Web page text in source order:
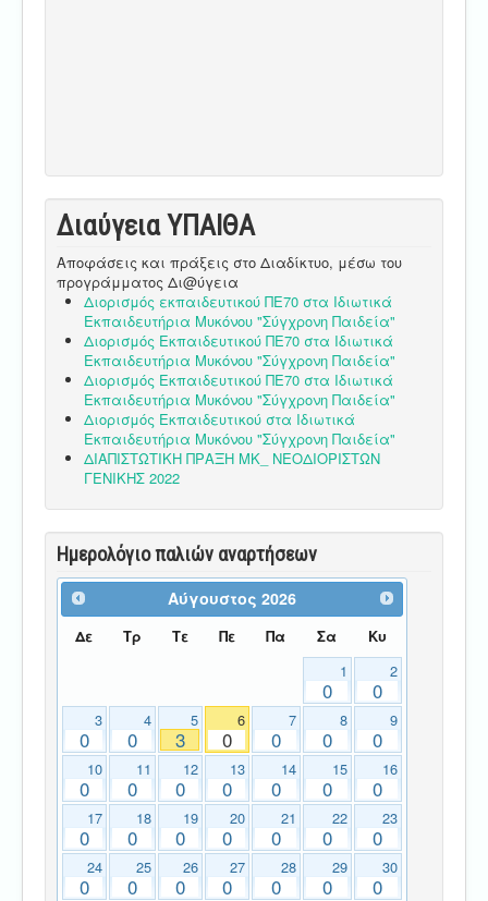
Διαύγεια ΥΠΑΙΘA
Αποφάσεις και πράξεις στο Διαδίκτυο, μέσω του
προγράμματος Δι@ύγεια
Διορισμός εκπαιδευτικού ΠΕ70 στα Ιδιωτικά
Εκπαιδευτήρια Μυκόνου "Σύγχρονη Παιδεία"
Διορισμός Εκπαιδευτικού ΠΕ70 στα Ιδιωτικά
Εκπαιδευτήρια Μυκόνου "Σύγχρονη Παιδεία"
Διορισμός Εκπαιδευτικού ΠΕ70 στα Ιδιωτικά
Εκπαιδευτήρια Μυκόνου "Σύγχρονη Παιδεία"
Διορισμός Εκπαιδευτικού στα Ιδιωτικά
Εκπαιδευτήρια Μυκόνου "Σύγχρονη Παιδεία"
ΔΙΑΠΙΣΤΩΤΙΚΗ ΠΡΑΞΗ ΜΚ_ ΝΕΟΔΙΟΡΙΣΤΩΝ
ΓΕΝΙΚΗΣ 2022
Ημερολόγιο παλιών αναρτήσεων
Αύγουστος 2026
Δε Τρ Τε Πε Πα Σα Κυ
1
0
2
0
3
0
4
0
5
3
6
0
7
0
8
0
9
0
10
0
11
0
12
0
13
0
14
0
15
0
16
0
17
0
18
0
19
0
20
0
21
0
22
0
23
0
24
0
25
0
26
0
27
0
28
0
29
0
30
0